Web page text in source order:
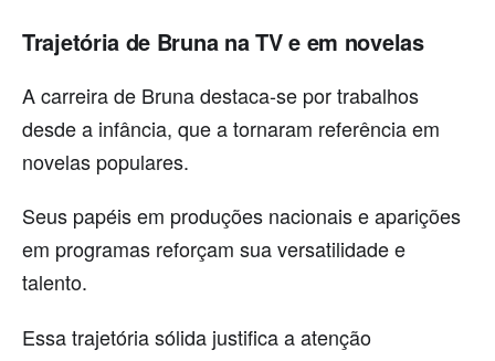
Trajetória de Bruna na TV e em novelas
A carreira de Bruna destaca-se por trabalhos
desde a infância, que a tornaram referência em
novelas populares.
Seus papéis em produções nacionais e aparições
em programas reforçam sua versatilidade e
talento.
Essa trajetória sólida justifica a atenção